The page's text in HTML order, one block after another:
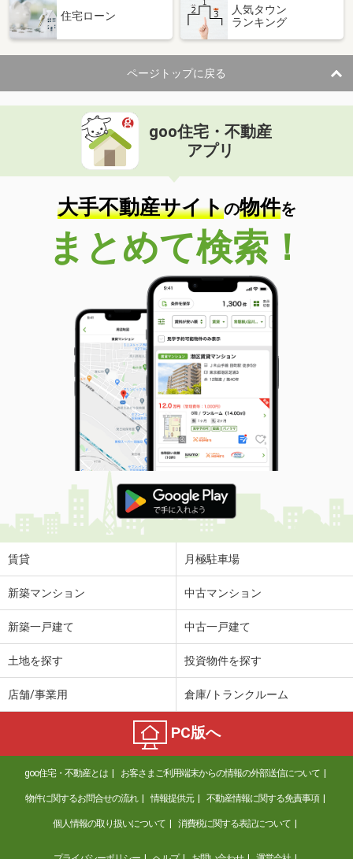
住 所
福島県二本松市成田町１丁目
専有面積 46.28m²
間取り
2DK
福島県福島市渡利字柳小路
価 格
住 所
福島県福島市渡利字柳小路
専有面積 83.65m²
間取り
3LDK
福島県須賀川市六郎兵衛
価 格
6.80万円
福島県須賀川市六郎兵衛
53.9m²
間取り
2LDK
福島県須賀川市大黒町
価 格
7.10万円
住 所
福島県須賀川市大黒町
専有面積 53.8m²
間取り
2LDK
福島県郡山市安積荒井３丁目
価 格
5.20万円
住 所
福島県郡山市安積荒井３丁目
専有面積
ワンルーム
福島県郡山市亀田２丁目
福島県郡山市富久山町八山田字東平作
6万円
住 所
福島県郡山市富久山町八山田字東平作
専有面積 40.09m²
間取り
1LDK
福島県郡山市久留米５
住宅ローン
人気タウン
ランキング
ページトップに戻る
goo住宅・不動産
アプリ
大手不動産サイトの物件を
まとめて検索！
賃貸 月極駐車場
新築マンション 中古マンション
新築一戸建て 中古一戸建て
土地を探す 投資物件を探す
店舗/事業用 倉庫/トランクルーム
PC版へ
goo住宅・不動産とは お客さまご利用端末からの情報の外部送信について
物件に関するお問合せの流れ 情報提供元 不動産情報に関する免責事項
個人情報の取り扱いについて 消費税に関する表記について